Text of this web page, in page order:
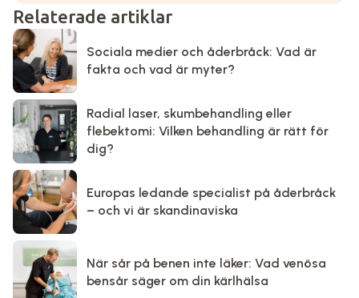
Relaterade artiklar
Sociala medier och åderbråck: Vad är
fakta och vad är myter?
Radial laser, skumbehandling eller
flebektomi: Vilken behandling är rätt för
dig?
Europas ledande specialist på åderbråck
– och vi är skandinaviska
När sår på benen inte läker: Vad venösa
bensår säger om din kärlhälsa